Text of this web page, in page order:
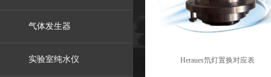
气体发生器
实验室纯水仪 Heraues氘灯置换对应表